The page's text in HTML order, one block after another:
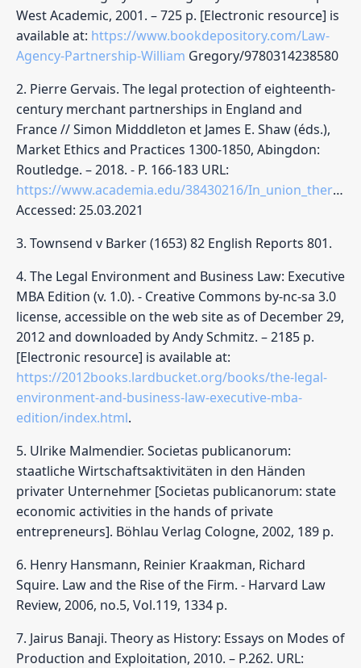
West Academic, 2001. – 725 p. [Electronic resource] is
available at: https://www.bookdepository.com/Law-
Agency-Partnership-William Gregory/9780314238580
2. Pierre Gervais. The legal protection of eighteenth-
century merchant partnerships in England and
France // Simon Midddleton et James E. Shaw (éds.),
Market Ethics and Practices 1300-1850, Abingdon:
Routledge. – 2018. - P. 166-183 URL:
https://www.academia.edu/38430216/In_union_there_was_strength_The_legal_protection_of_eighteenth_century_merchant_partnerships_in_England_and_France
Accessed: 25.03.2021
3. Townsend v Barker (1653) 82 English Reports 801.
4. The Legal Environment and Business Law: Executive
MBA Edition (v. 1.0). - Creative Commons by-nc-sa 3.0
license, accessible on the web site as of December 29,
2012 and downloaded by Andy Schmitz. – 2185 p.
[Electronic resource] is available at:
https://2012books.lardbucket.org/books/the-legal-
environment-and-business-law-executive-mba-
edition/index.html.
5. Ulrike Malmendier. Societas publicanorum:
staatliche Wirtschaftsaktivitäten in den Händen
privater Unternehmer [Societas publicanorum: state
economic activities in the hands of private
entrepreneurs]. Böhlau Verlag Cologne, 2002, 189 p.
6. Henry Hansmann, Reinier Kraakman, Richard
Squire. Law and the Rise of the Firm. - Harvard Law
Review, 2006, no.5, Vol.119, 1334 p.
7. Jairus Banaji. Theory as History: Essays on Modes of
Production and Exploitation, 2010. – P.262. URL: